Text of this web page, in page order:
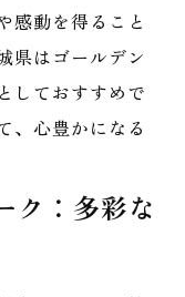
感動を得ること
県はゴールデン
しておすすめで
、心豊かになる
ク：多彩な